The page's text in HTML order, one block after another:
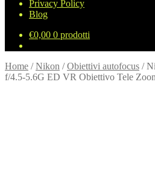
Privacy Policy
Blog
€0,00 0 prodotti
Home /Nikon /Obiettivi autofocus /
f/4.5‑5.6G ED VR Obiettivo Tele